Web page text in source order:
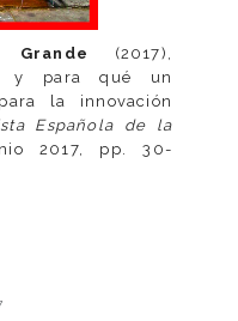
Grande (2017),
y para qué un
la innovación
Española de la
2017, pp. 30-